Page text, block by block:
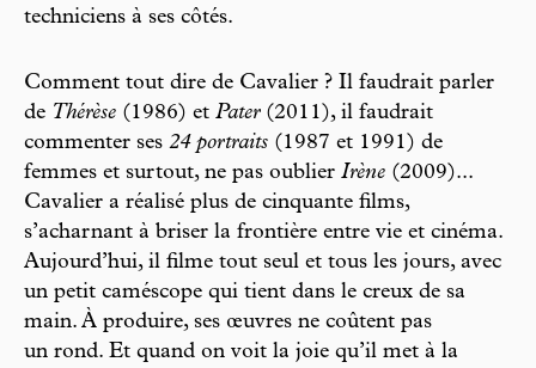
techniciens à ses côtés.
Comment tout dire de Cavalier ? Il faudrait parler
de Thérèse (1986) et Pater(2011), il faudrait
commenter ses 24 portraits (1987 et 1991) de
femmes et surtout, ne pas oublier Irène (2009)...
Cavalier a réalisé plus de cinquante films,
s’acharnant à briser la frontière entre vie et cinéma.
Aujourd’hui, il filme tout seul et tous les jours, avec
un petit caméscope qui tient dans le creux de sa
main. À produire, ses œuvres ne coûtent pas
un rond. Et quand on voit la joie qu’il met à la